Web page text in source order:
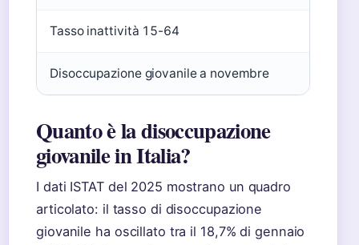
Tasso inattività 15-64
Disoccupazione giovanile a novembre
Quanto è la disoccupazione
giovanile in Italia?
I dati ISTAT del 2025 mostrano un quadro
articolato: il tasso di disoccupazione
giovanile ha oscillato tra il 18,7% di gennaio